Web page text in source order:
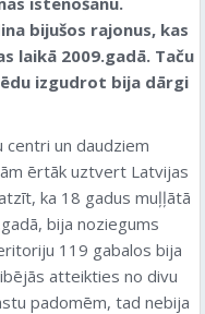
bijušos rajonus, kas
laikā 2009.gadā. Taču
izgudrot bija dārgi
un daudziem
ērtāk uztvert Latvijas
ka 18 gadus muļļātā
bija noziegums
119 gabalos bija
atteikties no divu
padomēm, tad nebija